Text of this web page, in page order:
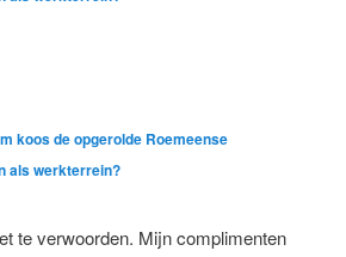
koos de opgerolde Roemeense
als werkterrein?
te verwoorden. Mijn complimenten